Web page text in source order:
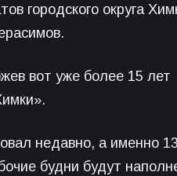
городского округа
вот уже более 15 лет
недавно, а именно
будни будут